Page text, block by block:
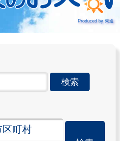
Produced by 東進